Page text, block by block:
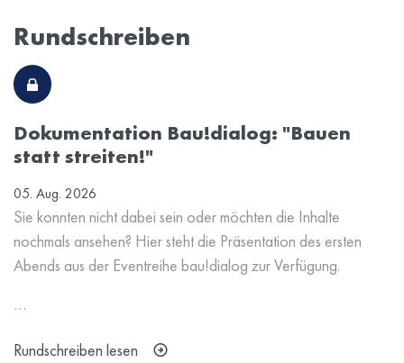
Rundschreiben
Dokumentation Bau!dialog: "Bauen
statt streiten!"
05. Aug. 2026
Sie konnten nicht dabei sein oder möchten die Inhalte
nochmals ansehen? Hier steht die Präsentation des ersten
Abends aus der Eventreihe bau!dialog zur Verfügung.
…
Rundschreiben lesen